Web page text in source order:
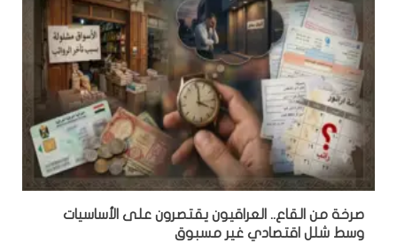
صرخة من القاع.. العراقيون يقتصرون على الأساسيات
وسط شلل اقتصادي غير مسبوق